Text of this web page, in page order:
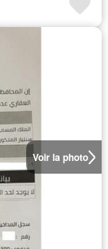
Voir la photo